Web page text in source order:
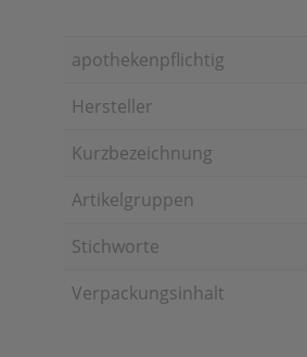
apothekenpflichtig
Hersteller
Kurzbezeichnung
Artikelgruppen
Stichworte
Verpackungsinhalt